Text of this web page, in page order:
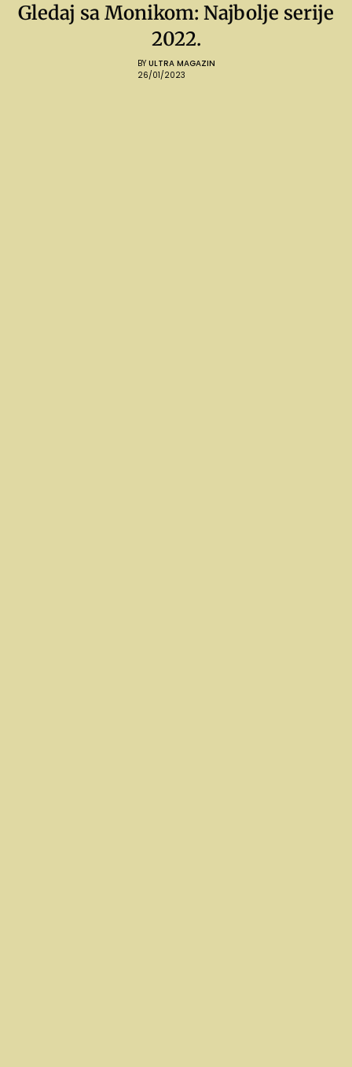
Gledaj sa Monikom: Najbolje serije
2022.
BY ULTRA MAGAZIN
26/01/2023